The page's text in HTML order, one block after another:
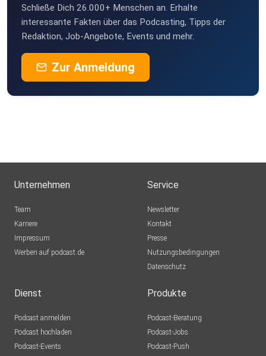
Schließe Dich 26.000+ Menschen an. Erhalte
interessante Fakten über das Podcasting, Tipps der
Redaktion, Job-Angebote, Events und mehr.
Zur Anmeldung
Unternehmen
Team
Karriere
Impressum
Werben auf podcast.de
Service
Newsletter
Kontakt
Presse
Nutzungsbedingungen
Datenschutz
Dienst
Podcast anmelden
Podcast hochladen
Podcast-Events
Produkte
Podcast-Beratung
Podcast-Jobs
Podcast-Push